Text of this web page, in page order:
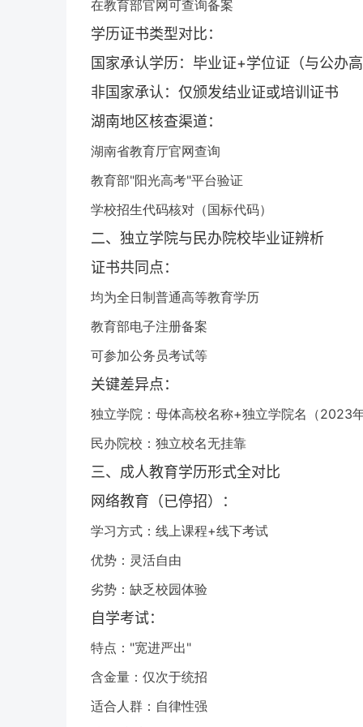
在教育部官网可查询备案
学历证书类型对比：
国家承认学历：毕业证+学位证（与公办高
非国家承认：仅颁发结业证或培训证书
湖南地区核查渠道：
湖南省教育厅官网查询
教育部"阳光高考"平台验证
学校招生代码核对（国标代码）
二、独立学院与民办院校毕业证辨析
证书共同点：
均为全日制普通高等教育学历
教育部电子注册备案
可参加公务员考试等
关键差异点：
独立学院：母体高校名称+独立学院名（2023年
民办院校：独立校名无挂靠
三、成人教育学历形式全对比
网络教育（已停招）：
学习方式：线上课程+线下考试
优势：灵活自由
劣势：缺乏校园体验
自学考试：
特点："宽进严出"
含金量：仅次于统招
适合人群：自律性强